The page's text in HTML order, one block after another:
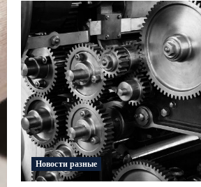
Новости разные